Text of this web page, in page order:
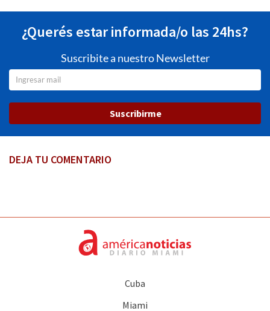
¿Querés estar informada/o las 24hs?
Suscribite a nuestro Newsletter
Suscribirme
DEJA TU COMENTARIO
Cuba
Miami